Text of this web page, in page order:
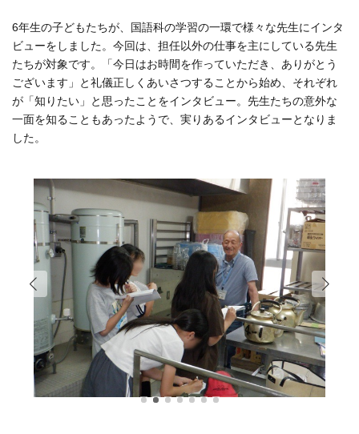
6年生の子どもたちが、国語科の学習の一環で様々な先生にインタ
ビューをしました。今回は、担任以外の仕事を主にしている先生
たちが対象です。「今日はお時間を作っていただき、ありがとう
ございます」と礼儀正しくあいさつすることから始め、それぞれ
が「知りたい」と思ったことをインタビュー。先生たちの意外な
一面を知ることもあったようで、実りあるインタビューとなりま
した。